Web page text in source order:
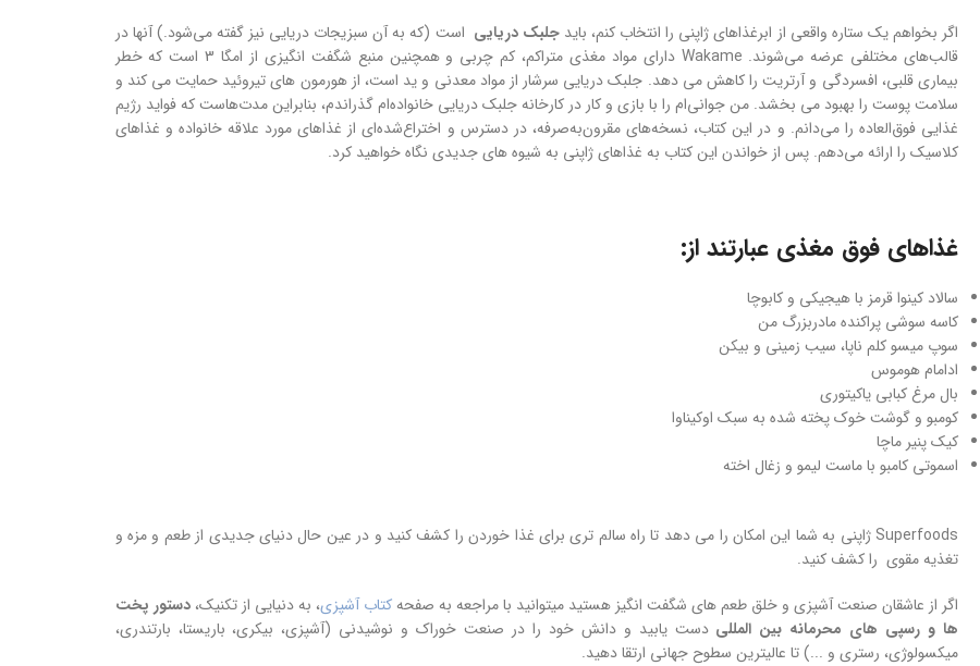
اگر بخواهم یک ستاره واقعی از ابرغذاهای ژاپنی را انتخاب کنم، بایدجلبک دریایی است (که به آن سبزیجات دریایی نیز گفته می‌شود.) آنها در
قالب‌های مختلفی عرضه می‌شوند. Wakame دارای مواد مغذی متراکم، کم چربی و همچنین منبع شگفت انگیزی از امگا 3 است که خطر
بیماری قلبی، افسردگی و آرتریت را کاهش می دهد. جلبک دریایی سرشار از مواد معدنی و ید است، از هورمون های تیروئید حمایت می کند و
سلامت پوست را بهبود می بخشد. من جوانی‌ام را با بازی و کار در کارخانه جلبک دریایی خانواده‌ام گذراندم، بنابراین مدت‌هاست که فواید رژیم
غذایی فوق‌العاده را می‌دانم. و در این کتاب، نسخه‌های مقرون‌به‌صرفه، در دسترس و اختراع‌شده‌ای از غذاهای مورد علاقه خانواده و غذاهای
کلاسیک را ارائه می‌دهم. پس از خواندن این کتاب به غذاهای ژاپنی به شیوه های جدیدی نگاه خواهید کرد.
غذاهای فوق مغذی عبارتند از:
سالاد کینوا قرمز با هیجیکی و کابوچا
کاسه سوشی پراکنده مادربزرگ من
سوپ میسو کلم ناپا، سیب زمینی و بیکن
ادامام هوموس
بال مرغ کبابی یاکیتوری
کومبو و گوشت خوک پخته شده به سبک اوکیناوا
کیک پنیر ماچا
اسموتی کامبو با ماست لیمو و زغال اخته
Superfoods ژاپنی به شما این امکان را می دهد تا راه سالم تری برای غذا خوردن را کشف کنید و در عین حال دنیای جدیدی از طعم و مزه و
تغذیه مقوی را کشف کنید.
اگر از عاشقان صنعت آشپزی و خلق طعم های شگفت انگیز هستید میتوانید با مراجعه به صفحهکتاب آشپزی، به دنیایی از تکنیک،دستور پخت
ها و رسپی های محرمانه بین المللی دست یابید و دانش خود را در صنعت خوراک و نوشیدنی (آشپزی، بیکری، باریستا، بارتندری،
میکسولوژی، رستری و ...) تا عالیترین سطوح جهانی ارتقا دهید.